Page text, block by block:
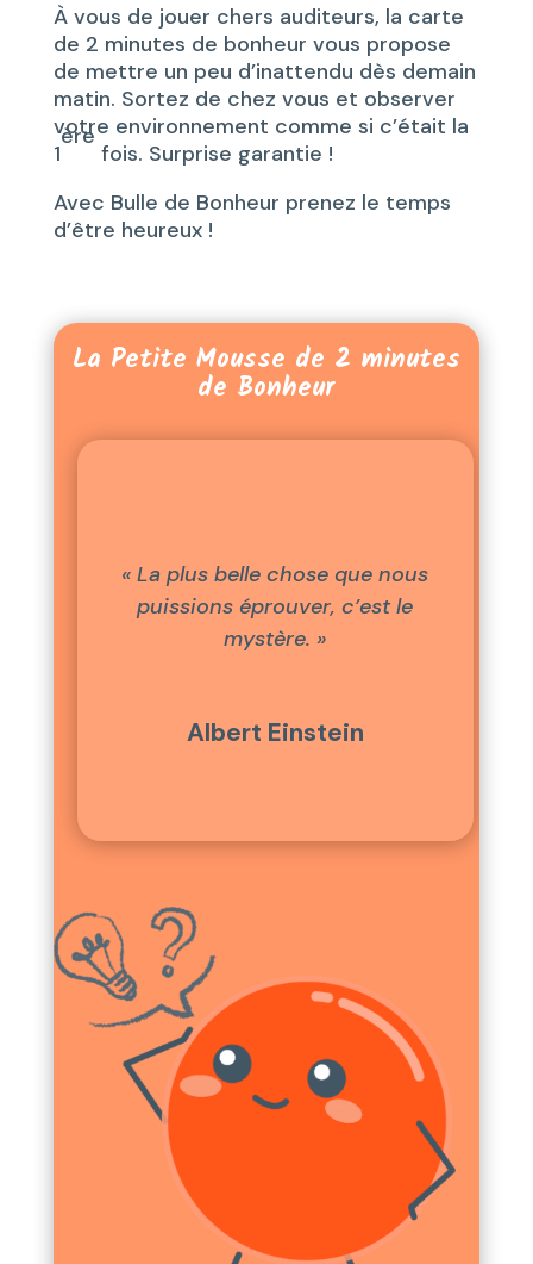
À vous de jouer chers auditeurs, la carte
de 2 minutes de bonheur vous propose
de mettre un peu d’inattendu dès demain
matin. Sortez de chez vous et observer
votre environnement comme si c’était la
1
ère
fois. Surprise garantie !
Avec Bulle de Bonheur prenez le temps
d’être heureux !
La Petite Mousse de 2 minutes
de Bonheur
« La plus belle chose que nous
puissions éprouver, c’est le
mystère. »
Albert Einstein